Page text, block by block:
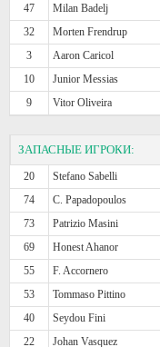
47
Milan Badelj
32
Morten Frendrup
3
Aaron Caricol
10
Junior Messias
9
Vitor Oliveira
ЗАПАСНЫЕ ИГРОКИ:
20 Stefano Sabelli
74
C. Papadopoulos
73
Patrizio Masini
69
Honest Ahanor
55
F. Accornero
53
Tommaso Pittino
40
Seydou Fini
22
Johan Vasquez